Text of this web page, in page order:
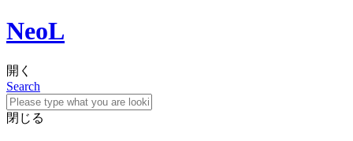
NeoL
開く
Search
閉じる